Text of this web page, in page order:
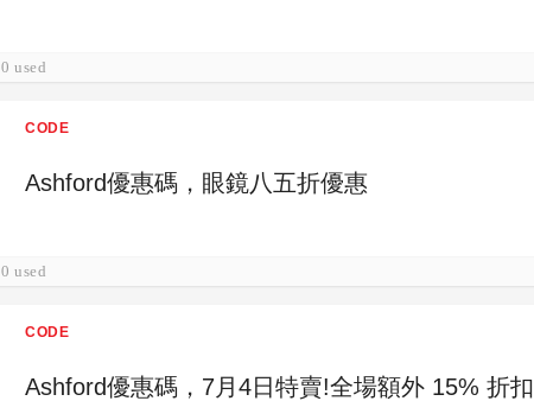
0 used
CODE
Ashford優惠碼，眼鏡八五折優惠
0 used
CODE
Ashford優惠碼，7月4日特賣!全場額外 15% 折扣